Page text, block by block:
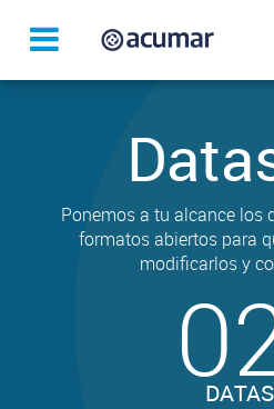
Ponemos a tu alcance los
formatos abiertos para
modificarlos y